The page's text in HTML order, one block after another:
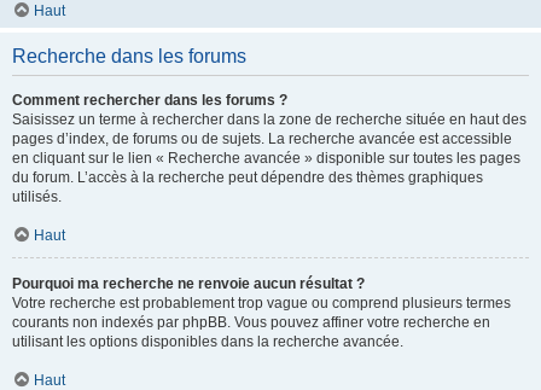
Haut
Recherche dans les forums
Comment rechercher dans les forums ?
Saisissez un terme à rechercher dans la zone de recherche située en haut des
pages d’index, de forums ou de sujets. La recherche avancée est accessible
en cliquant sur le lien « Recherche avancée » disponible sur toutes les pages
du forum. L’accès à la recherche peut dépendre des thèmes graphiques
utilisés.
Haut
Pourquoi ma recherche ne renvoie aucun résultat ?
Votre recherche est probablement trop vague ou comprend plusieurs termes
courants non indexés par phpBB. Vous pouvez affiner votre recherche en
utilisant les options disponibles dans la recherche avancée.
Haut